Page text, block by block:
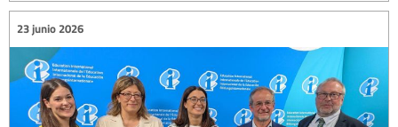
23 junio 2026